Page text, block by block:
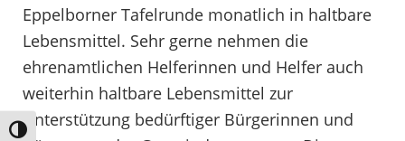
Umschalten auf hohe Kontraste
Eppelborner Tafelrunde monatlich in haltbare
Lebensmittel. Sehr gerne nehmen die
ehrenamtlichen Helferinnen und Helfer auch
weiterhin haltbare Lebensmittel zur
Unterstützung bedürftiger Bürgerinnen und